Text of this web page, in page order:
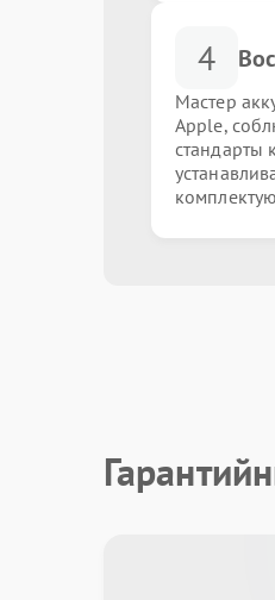
4
Мастер
Apple,
стандарты